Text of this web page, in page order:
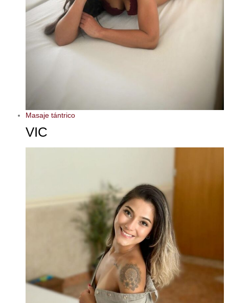
Masaje tántrico
VIC